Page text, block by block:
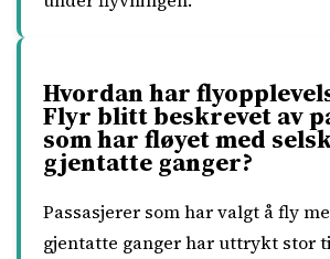
Hvordan har
Flyr blitt beskrevet av
som har fløyet med
gjentatte ganger?
Passasjerer som har valgt å fly
gjentatte ganger har uttrykt stor